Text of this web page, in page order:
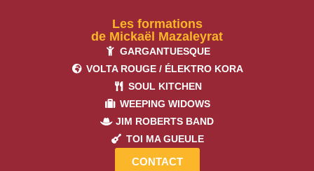
Les formations
de Mickaël Mazaleyrat
GARGANTUESQUE
VOLTA ROUGE / ÉLEKTRO KORA
SOUL KITCHEN
WEEPING WIDOWS
JIM ROBERTS BAND
TOI MA GUEULE
CONTACT